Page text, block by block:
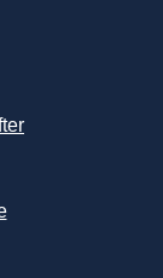
webbplats,